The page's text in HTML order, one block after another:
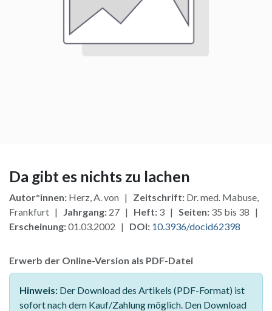
Da gibt es nichts zu lachen
Autor*innen: Herz, A. von | Zeitschrift: Dr. med. Mabuse,
Frankfurt | Jahrgang: 27 | Heft: 3 | Seiten: 35 bis 38 |
Erscheinung:01.03.2002 | DOI: 10.3936/docid62398
Erwerb der Online-Version als PDF-Datei
Hinweis: Der Download des Artikels (PDF-Format) ist
sofort nach dem Kauf/Zahlung möglich. Den Download